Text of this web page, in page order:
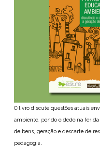
O livro discute questões atuais
ambiente, pondo o dedo na
de bens, geração e descarte de
pedagogia.